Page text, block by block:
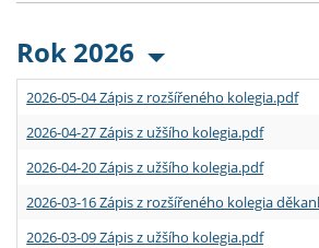
Rok 2026
2026-05-04 Zápis z rozšířeného kolegia.pdf
2026-04-27 Zápis z užšího kolegia.pdf
2026-04-20 Zápis z užšího kolegia.pdf
2026-03-16 Zápis z rozšířeného kolegia
2026-03-09 Zápis z užšího kolegia.pdf